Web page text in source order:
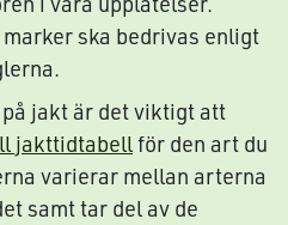
ska bedrivas enligt
jakt är det viktigt att
jakttidtabellför den art du
varierar mellan arterna
samt tar del av de